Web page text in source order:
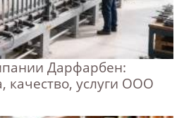
Дарфарбен:
качество, услуги ООО